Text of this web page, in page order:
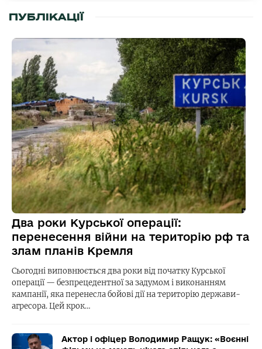
ПУБЛІКАЦІЇ
Два роки Курської операції:
перенесення війни на територію рф та
злам планів Кремля
Сьогодні виповнюється два роки від початку Курської
операції — безпрецедентної за задумом і виконанням
кампанії, яка перенесла бойові дії на територію держави-
агресора. Цей крок…
Актор і офіцер Володимир Ращук: «Воєнні